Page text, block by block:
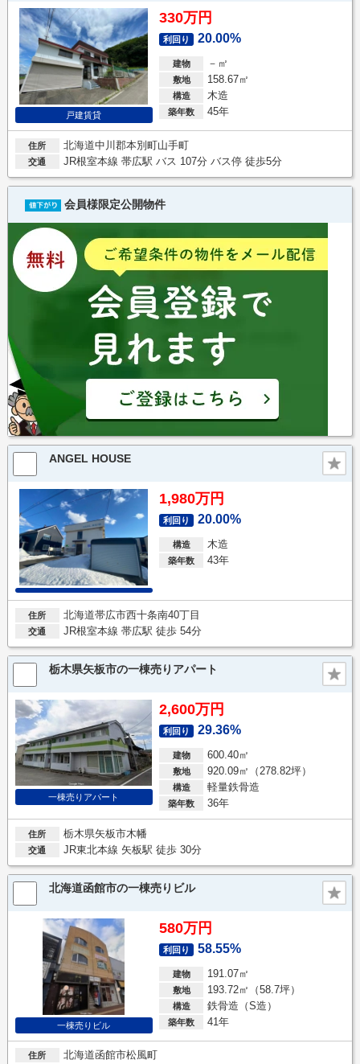
戸建賃貸
330万円
利回り 20.00%
建物 －㎡
敷地 158.67㎡
構造 木造
築年数 45年
住所 北海道中川郡本別町山手町
交通 JR根室本線 帯広駅 バス 107分 バス停 徒歩5分
会員様限定公開物件
ANGEL HOUSE
1,980万円
利回り 20.00%
構造 木造
築年数 43年
住所 北海道帯広市西十条南40丁目
交通 JR根室本線 帯広駅 徒歩 54分
栃木県矢板市の一棟売りアパート
一棟売りアパート
2,600万円
利回り 29.36%
建物 600.40㎡
敷地 920.09㎡（278.82坪）
構造 軽量鉄骨造
築年数 36年
住所 栃木県矢板市木幡
交通 JR東北本線 矢板駅 徒歩 30分
北海道函館市の一棟売りビル
一棟売りビル
580万円
利回り 58.55%
建物 191.07㎡
敷地 193.72㎡（58.7坪）
構造 鉄骨造（S造）
築年数 41年
住所 北海道函館市松風町